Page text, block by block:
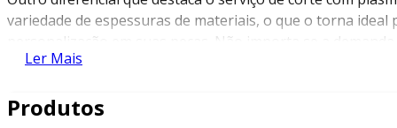
variedade de espessuras de materiais, o que o torna
personalização em suas peças. Não importa se a
necessidades específicas do cliente.
Empresas que buscam qualidade em seus processos
Setores como a construção civil, indústria automotiva e
Ler Mais
Produtos